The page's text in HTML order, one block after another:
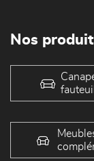
Nos